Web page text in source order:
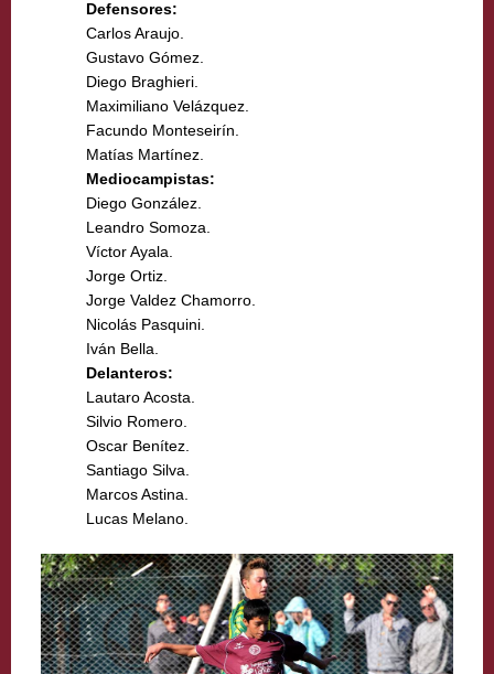
Defensores:
Carlos Araujo.
Gustavo Gómez.
Diego Braghieri.
Maximiliano Velázquez.
Facundo Monteseirín.
Matías Martínez.
Mediocampistas:
Diego González.
Leandro Somoza.
Víctor Ayala.
Jorge Ortiz.
Jorge Valdez Chamorro.
Nicolás Pasquini.
Iván Bella.
Delanteros:
Lautaro Acosta.
Silvio Romero.
Oscar Benítez.
Santiago Silva.
Marcos Astina.
Lucas Melano.